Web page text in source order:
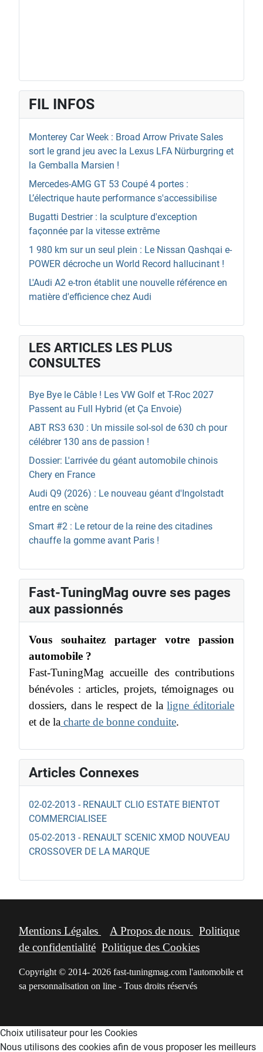
FIL INFOS
Monterey Car Week : Broad Arrow Private Sales
sort le grand jeu avec la Lexus LFA Nürburgring et
la Gemballa Marsien !
Mercedes-AMG GT 53 Coupé 4 portes :
L’électrique haute performance s'accessibilise
Bugatti Destrier : la sculpture d'exception
façonnée par la vitesse extrême
1 980 km sur un seul plein : Le Nissan Qashqai e-
POWER décroche un World Record hallucinant !
L'Audi A2 e-tron établit une nouvelle référence en
matière d'efficience chez Audi
LES ARTICLES LES PLUS
CONSULTES
Bye Bye le Câble ! Les VW Golf et T-Roc 2027
Passent au Full Hybrid (et Ça Envoie)
ABT RS3 630 : Un missile sol-sol de 630 ch pour
célébrer 130 ans de passion !
Dossier: L'arrivée du géant automobile chinois
Chery en France
Audi Q9 (2026) : Le nouveau géant d'Ingolstadt
entre en scène
Smart #2 : Le retour de la reine des citadines
chauffe la gomme avant Paris !
Fast-TuningMag ouvre ses pages
aux passionnés
Vous souhaitez partager votre passion
automobile ?
Fast-TuningMag accueille des contributions
bénévoles : articles, projets, témoignages ou
dossiers, dans le respect de laligne éditoriale
et de la charte de bonne conduite.
Articles Connexes
02-02-2013 - RENAULT CLIO ESTATE BIENTOT
COMMERCIALISEE
05-02-2013 - RENAULT SCENIC XMOD NOUVEAU
CROSSOVER DE LA MARQUE
Mentions Légales A Propos de nous
Politique
de confidentialité Politique des Cookies
Copyright © 2014- 2026 fast-tuningmag.com l'automobile et
sa personnalisation on line - Tous droits réservés
Choix utilisateur pour les Cookies
Nous utilisons des cookies afin de vous proposer les meilleurs